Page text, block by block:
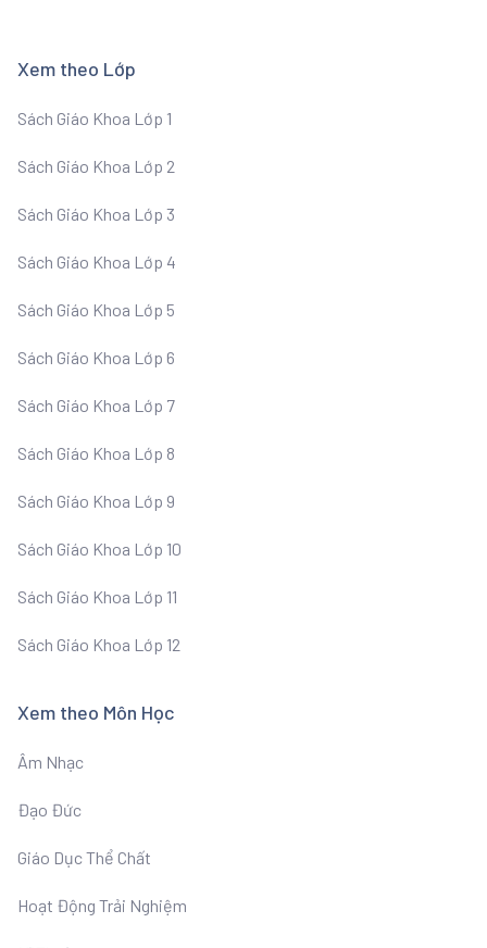
Xem theo Lớp
Sách Giáo Khoa Lớp 1
Sách Giáo Khoa Lớp 2
Sách Giáo Khoa Lớp 3
Sách Giáo Khoa Lớp 4
Sách Giáo Khoa Lớp 5
Sách Giáo Khoa Lớp 6
Sách Giáo Khoa Lớp 7
Sách Giáo Khoa Lớp 8
Sách Giáo Khoa Lớp 9
Sách Giáo Khoa Lớp 10
Sách Giáo Khoa Lớp 11
Sách Giáo Khoa Lớp 12
Xem theo Môn Học
Âm Nhạc
Đạo Đức
Giáo Dục Thể Chất
Hoạt Động Trải Nghiệm